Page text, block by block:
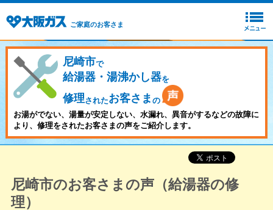
ご家庭のお客さま
尼崎市で
給湯器・湯沸かし器を
修理されたお客さま の
お湯がでない、湯量が安定しない、水漏れ、異音がするなどの故障に
より、修理をされたお客さまの声をご紹介します。
尼崎市のお客さまの声（給湯器の修
理）